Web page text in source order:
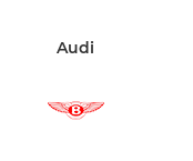
Audi